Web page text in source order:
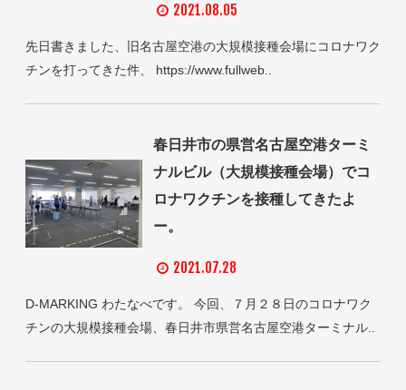
2021.08.05
先日書きました、旧名古屋空港の大規模接種会場にコロナワク
チンを打ってきた件、 https://www.fullweb..
春日井市の県営名古屋空港ターミ
ナルビル（大規模接種会場）でコ
ロナワクチンを接種してきたよ
ー。
2021.07.28
D-MARKING わたなべです。 今回、７月２８日のコロナワク
チンの大規模接種会場、春日井市県営名古屋空港ターミナル..